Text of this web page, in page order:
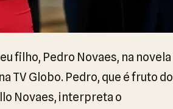
filho, Pedro Novaes, na novela
TV Globo. Pedro, que é fruto do
Novaes, interpreta o